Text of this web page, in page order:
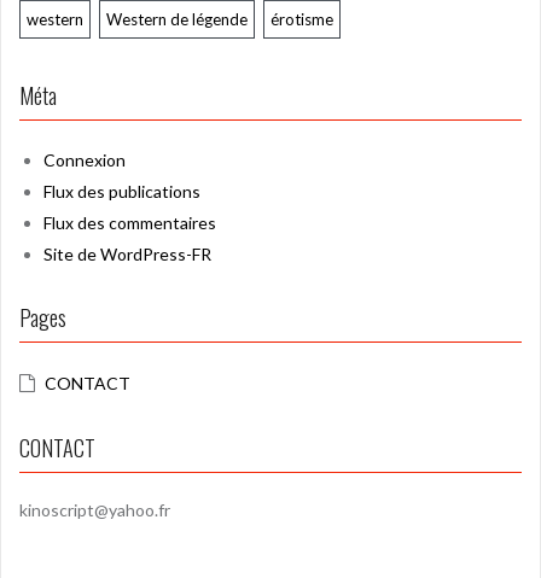
western Western de légende érotisme
Méta
Connexion
Flux des publications
Flux des commentaires
Site de WordPress-FR
Pages
CONTACT
CONTACT
kinoscript@yahoo.fr